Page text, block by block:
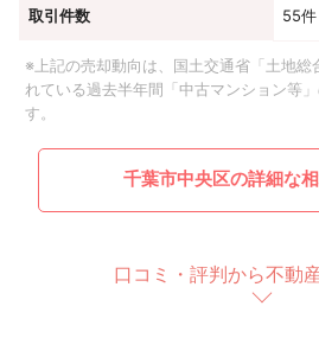
取引件数 55件
※上記の売却動向は、国土交通省「土地総
れている過去半年間「中古マンション等
す。
千葉市中央区の詳細な
口コミ・評判から不動